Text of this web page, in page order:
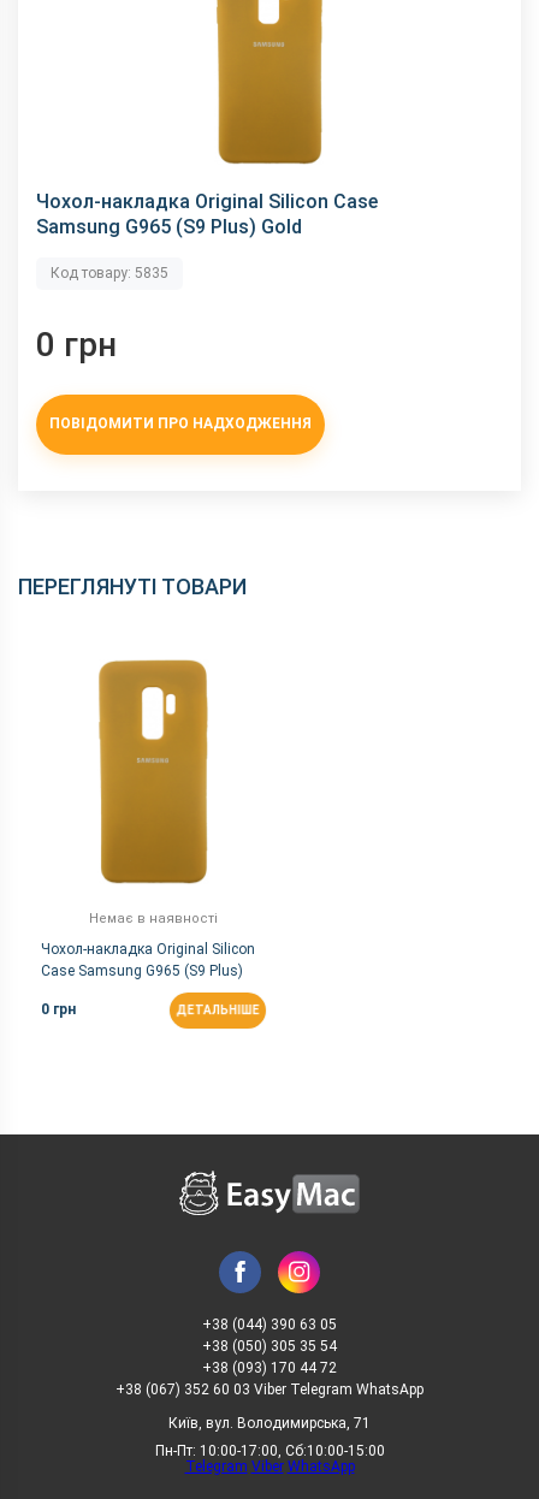
Чохол-накладка Original Silicon Case
Samsung G965 (S9 Plus) Gold
Код товару: 5835
0 грн
ПОВІДОМИТИ ПРО НАДХОДЖЕННЯ
ПЕРЕГЛЯНУТІ ТОВАРИ
Немає в наявності
Чохол-накладка Original Silicon
Case Samsung G965 (S9 Plus)
0 грн
ДЕТАЛЬНІШЕ
+38 (044) 390 63 05
+38 (050) 305 35 54
+38 (093) 170 44 72
+38 (067) 352 60 03 Viber Telegram WhatsApp
Київ, вул. Володимирська, 71
Пн-Пт: 10:00-17:00, Сб:10:00-15:00
Telegram Viber WhatsApp